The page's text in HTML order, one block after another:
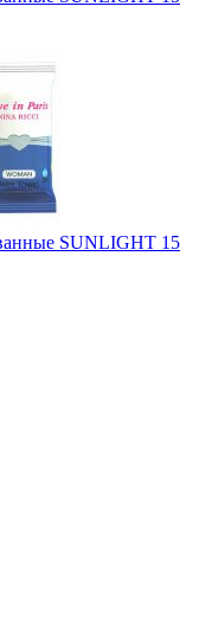
SUNLIGHT 15